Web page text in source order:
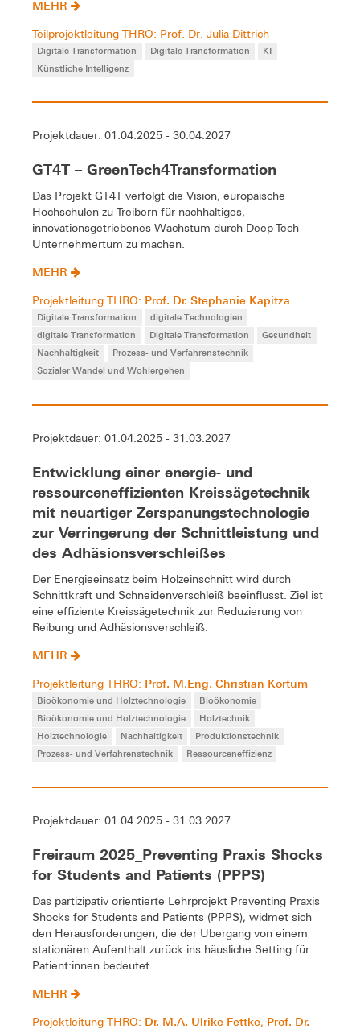
MEHR
Teilprojektleitung THRO: Prof. Dr. Julia Dittrich
Digitale Transformation Digitale Transformation
KI
Künstliche Intelligenz
Projektdauer: 01.04.2025 - 30.04.2027
GT4T – GreenTech4Transformation
Das Projekt GT4T verfolgt die Vision, europäische
Hochschulen zu Treibern für nachhaltiges,
innovationsgetriebenes Wachstum durch Deep-Tech-
Unternehmertum zu machen.
MEHR
Projektleitung THRO: Prof. Dr. Stephanie Kapitza
Digitale Transformation
digitale Technologien
digitale Transformation
Digitale Transformation
Gesundheit
Nachhaltigkeit
Prozess- und Verfahrenstechnik
Sozialer Wandel und Wohlergehen
Projektdauer: 01.04.2025 - 31.03.2027
Entwicklung einer energie- und
ressourceneffizienten Kreissägetechnik
mit neuartiger Zerspanungstechnologie
zur Verringerung der Schnittleistung und
des Adhäsionsverschleißes
Der Energieeinsatz beim Holzeinschnitt wird durch
Schnittkraft und Schneidenverschleiß beeinflusst. Ziel ist
eine effiziente Kreissägetechnik zur Reduzierung von
Reibung und Adhäsionsverschleiß.
MEHR
Projektleitung THRO: Prof. M.Eng. Christian Kortüm
Bioökonomie und Holztechnologie
Bioökonomie
Bioökonomie und Holztechnologie
Holztechnik
Holztechnologie
Nachhaltigkeit
Produktionstechnik
Prozess- und Verfahrenstechnik
Ressourceneffizienz
Projektdauer: 01.04.2025 - 31.03.2027
Freiraum 2025_Preventing Praxis Shocks
for Students and Patients (PPPS)
Das partizipativ orientierte Lehrprojekt Preventing Praxis
Shocks for Students and Patients (PPPS), widmet sich
den Herausforderungen, die der Übergang von einem
stationären Aufenthalt zurück ins häusliche Setting für
Patient:innen bedeutet.
MEHR
Projektleitung THRO: Dr. M.A. Ulrike Fettke, Prof. Dr.